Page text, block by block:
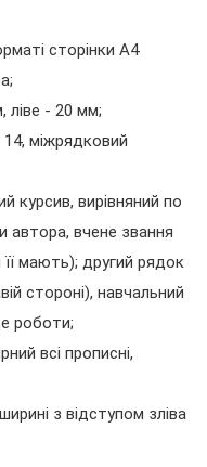
сторінки А4
ліве - 20 мм;
міжрядковий
курсив, вирівняний по
автора, вчене звання
її мають); другий рядок
стороні), навчальний
роботи;
всі прописні,
з відступом зліва